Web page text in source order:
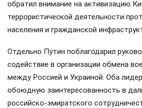
обратил внимание на активизацию
террористической деятельности
населения и гражданской
Отдельно Путин поблагодарил
содействие в организации обмена
между Россией и Украиной. Оба
обоюдную заинтересованность в
российско-эмиратского